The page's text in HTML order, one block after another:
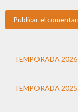
TEMPORADA 2026
TEMPORADA 2025